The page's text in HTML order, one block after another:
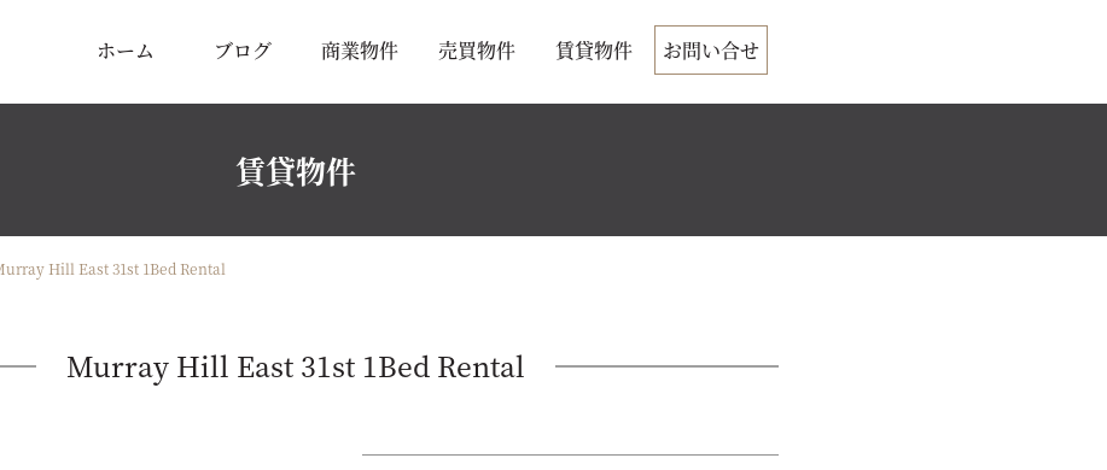
ホーム ブログ 商業物件 売買物件 賃貸物件 お問い合せ
賃貸物件
Hill East 31st 1Bed Rental
Murray Hill East 31st 1Bed Rental